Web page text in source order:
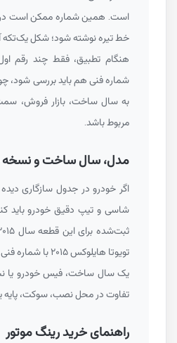
است. همین شماره ممکن است در
خط تیره نوشته شود؛ شکل یک‌تکه آن
هنگام تطبیق، فقط چند رقم اول
شماره فنی هم باید بررسی شود، چون
به سال ساخت، بازار فروش، سمت
مربوط باشد.
مدل، سال ساخت و نسخه
اگر خودرو در جدول سازگاری دیده
شاسی و تیپ دقیق خودرو باید
تویوتا هایلوکس ۲۰۱۵ با شماره فنی
یک سال ساخت، فیس خودرو یا نسخه
تفاوت در محل نصب، سوکت، پایه یا
راهنمای خرید رینگ موتور